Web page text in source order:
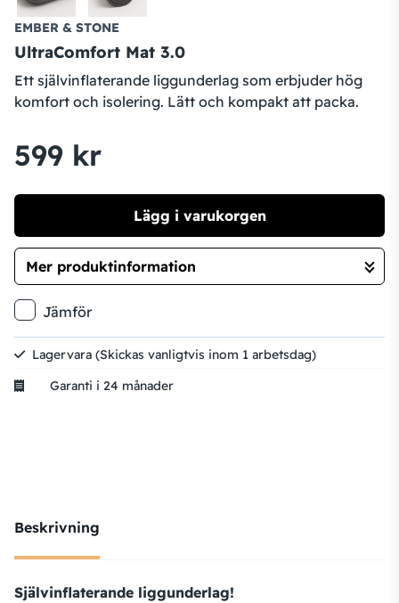
EMBER & STONE
UltraComfort Mat 3.0
Ett självinflaterande liggunderlag som erbjuder hög
komfort och isolering. Lätt och kompakt att packa.
599 kr
Lägg i varukorgen
Gå till kassan
Mer produktinformation
Jämför
Lagervara (Skickas vanligtvis inom 1 arbetsdag)
Garanti i 24 månader
Beskrivning
Självinflaterande liggunderlag!